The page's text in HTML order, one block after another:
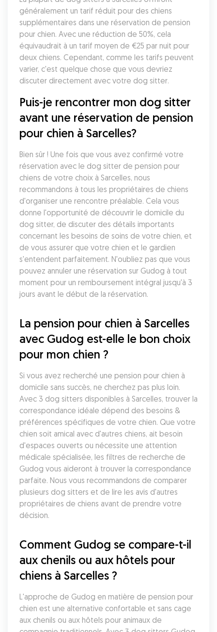
généralement un tarif réduit pour des chiens
supplémentaires dans une réservation de pension
pour chien. Avec une réduction de 50%, cela
équivaudrait à un tarif moyen de €25 par nuit pour
deux chiens. Cependant, comme les tarifs peuvent
varier, c'est quelque chose que vous devriez
discuter directement avec votre dog sitter.
Puis-je rencontrer mon dog sitter
avant une réservation de pension
pour chien à Sarcelles?
Bien sûr ! Une fois que vous avez confirmé votre
réservation avec le dog sitter de pension pour
chiens de votre choix à Sarcelles, nous
recommandons à tous les propriétaires de chiens
d'organiser une rencontre préalable. Cela vous
donne l'opportunité de découvrir le domicile du
dog sitter, de discuter des détails importants
concernant les besoins de soins de votre chien, et
de vous assurer que votre chien et le gardien
s'entendent parfaitement. N'oubliez pas que vous
pouvez annuler une réservation sur Gudog à tout
moment pour un remboursement intégral jusqu'à 3
jours avant le début de la réservation.
La pension pour chien à Sarcelles
avec Gudog est-elle le bon choix
pour mon chien ?
Si vous avez recherché une pension pour chien à
domicile sans succès, ne cherchez pas plus loin.
Avec 3 dog sitters disponibles à Sarcelles, trouver la
correspondance idéale dépend des besoins &
préférences spécifiques de votre chien. Que votre
chien soit amical avec d'autres chiens, ait besoin
d'espaces ouverts ou nécessite une attention
médicale spécialisée, les filtres de recherche de
Gudog vous aideront à trouver la correspondance
parfaite. Nous vous recommandons de comparer
plusieurs dog sitters et de lire les avis d'autres
propriétaires de chiens avant de prendre votre
décision.
Comment Gudog se compare-t-il
aux chenils ou aux hôtels pour
chiens à Sarcelles ?
L'approche de Gudog en matière de pension pour
chien est une alternative confortable et sans cage
aux chenils ou aux hôtels pour animaux de